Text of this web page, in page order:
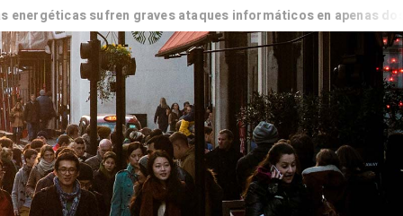
sufren graves ataques informáticos en apenas dos días